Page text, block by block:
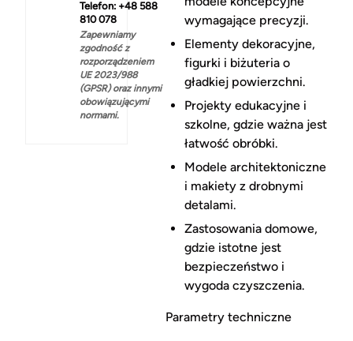
Telefon: +48 588
810 078
Zapewniamy
zgodność z
rozporządzeniem
UE 2023/988
(GPSR) oraz innymi
obowiązującymi
normami.
wymagające precyzji.
Elementy dekoracyjne,
figurki i biżuteria o
gładkiej powierzchni.
Projekty edukacyjne i
szkolne, gdzie ważna jest
łatwość obróbki.
Modele architektoniczne
i makiety z drobnymi
detalami.
Zastosowania domowe,
gdzie istotne jest
bezpieczeństwo i
wygoda czyszczenia.
Parametry techniczne